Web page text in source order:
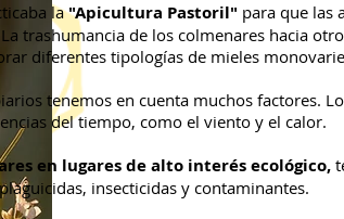
la"Apicultura Pastoril" para que las
trashumancia de los colmenares hacia
diferentes tipologías de mieles
tenemos en cuenta muchos factores.
del tiempo, como el viento y el calor.
en lugares de alto interés ecológico,
insecticidas y contaminantes.